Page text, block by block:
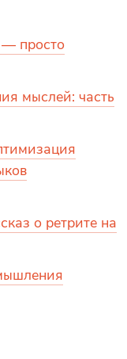
— просто
мыслей: часть
о ретрите на